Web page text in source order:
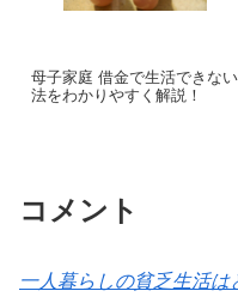
母子家庭 借金で生活できな
法をわかりやすく解説！
コメント
一人暮らしの貧乏生活は